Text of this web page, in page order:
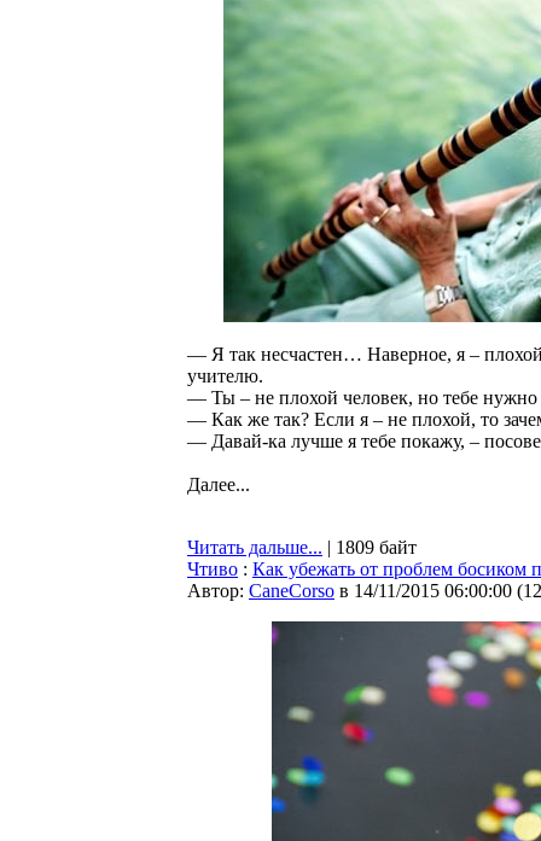
— Я так несчастен… Наверное, я –
учителю.
— Ты – не плохой человек, но тебе нужно
— Как же так? Если я – не плохой, то
— Давай-ка лучше я тебе покажу, –
Далее...
Читать дальше... | 1809 байт
Чтиво : Как убежать от проблем босиком
Автор: CaneCorso в 14/11/2015 06:00:00 (